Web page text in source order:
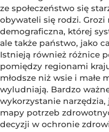
ze społeczeństwo się
obywateli się rodzi. Grozi
demograficzna, której
ale także państwo, jako
Istnieją również różnice
pomiędzy regionami
młodsze niż wsie i małe
wyludniają. Bardzo
wykorzystanie
mapy potrzeb
decyzji w ochronie